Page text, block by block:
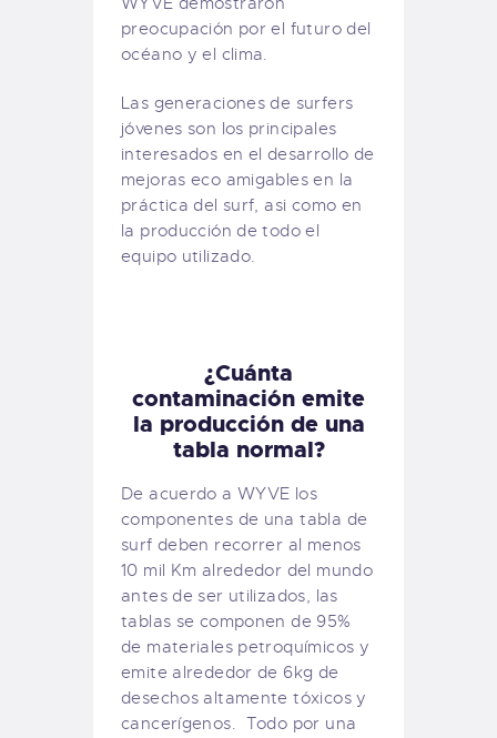
preocupación por el futuro del
océano y el clima.
Las generaciones de surfers
jóvenes son los principales
interesados en el desarrollo de
mejoras eco amigables en la
práctica del surf, asi como en
la producción de todo el
equipo utilizado.
¿Cuánta
contaminación emite
la producción de una
tabla normal?
De acuerdo a WYVE los
componentes de una tabla de
surf deben recorrer al menos
10 mil Km alrededor del mundo
antes de ser utilizados, las
tablas se componen de 95%
de materiales petroquímicos y
emite alrededor de 6kg de
desechos altamente tóxicos y
cancerígenos. Todo por una